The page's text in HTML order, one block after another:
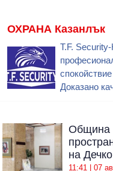
ОХРАНА Казанлък
T.F.
Доказано
Община
на
11:41 | 07